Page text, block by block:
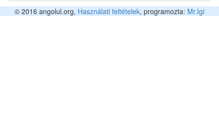
© 2016 angolul.org, Használati feltételek, programozta: Mr.Igi